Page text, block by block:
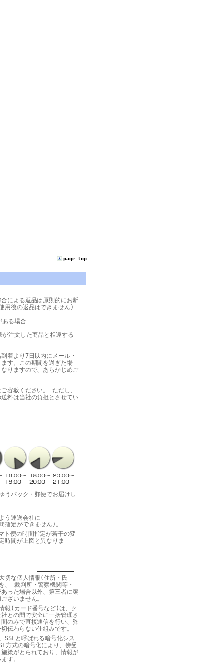
page top
による返品は原則的にお断
用後の返品はできません)
ある場合
注文した商品と相違する
着より7日以内にメール・
す。この期間を過ぎた場
りますので、あらかじめご
容赦ください。 ただし、
料は当社の負担とさせてい
うパック・郵便でお届けし
う運送会社に
指定ができません)。
ト便の時間指定が若干の変
時間が上図と異なりま
切な個人情報(住所・氏
、 裁判所・警察機関等・
った場合以外、第三者に譲
ざいません。
報(カード番号など)は、ク
との間で安全に一括管理さ
のみで直接通信を行い、弊
伝わらない仕組みです。
SSLと呼ばれる暗号化シス
方式の暗号化により、傍受
策がとられており、情報が
す。